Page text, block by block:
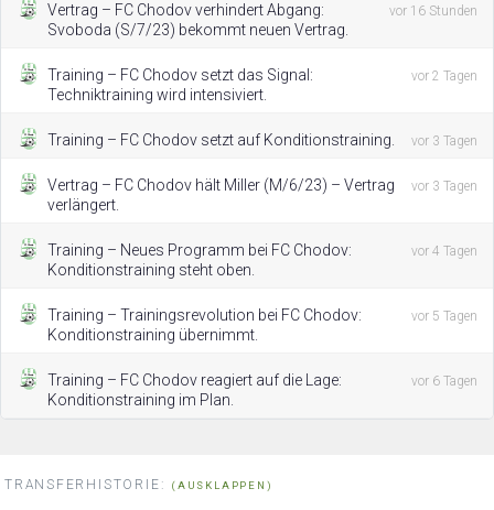
Vertrag – FC Chodov verhindert Abgang:
Svoboda (S/7/23) bekommt neuen Vertrag.
vor 16 Stunden
Training – FC Chodov setzt das Signal:
Techniktraining wird intensiviert.
vor 2 Tagen
Training – FC Chodov setzt auf Konditionstraining. vor 3 Tagen
Vertrag – FC Chodov hält Miller (M/6/23) – Vertrag
verlängert.
vor 3 Tagen
Training – Neues Programm bei FC Chodov:
Konditionstraining steht oben.
vor 4 Tagen
Training – Trainingsrevolution bei FC Chodov:
Konditionstraining übernimmt.
vor 5 Tagen
Training – FC Chodov reagiert auf die Lage:
Konditionstraining im Plan.
vor 6 Tagen
TRANSFERHISTORIE: (AUSKLAPPEN)